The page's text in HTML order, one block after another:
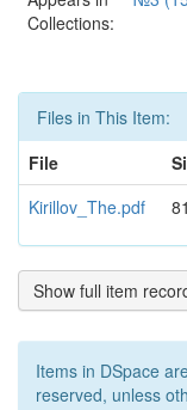
Collections:
Files in This Item:
File
Kirillov_The.pdf
Show full item
Items in DSpace
reserved, unless